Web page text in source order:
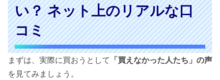
い？ ネット上のリアルな口
コミ
まずは、実際に買おうとして 「買えなかった人たち」の声
を見てみましょう。